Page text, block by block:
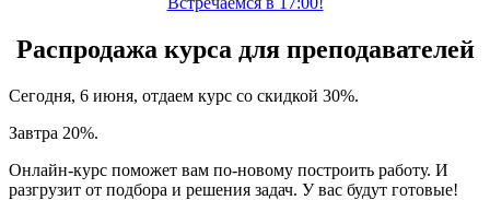
Распродажа курса для преподавателей
Сегодня, 6 июня, отдаем курс со скидкой 30%.
Завтра 20%.
Онлайн-курс поможет вам по-новому построить работу. И
разгрузит от подбора и решения задач. У вас будут готовые!